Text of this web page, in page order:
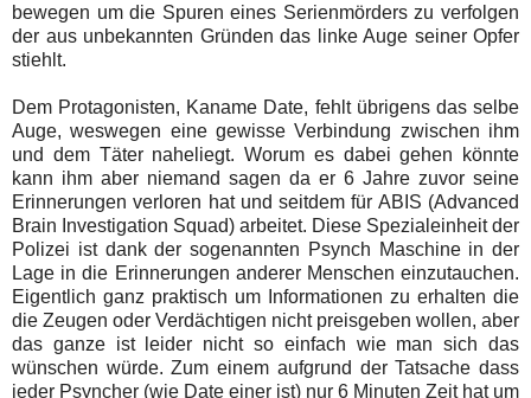
bewegen um die Spuren eines Serienmörders zu verfolgen
der aus unbekannten Gründen das linke Auge seiner Opfer
stiehlt.
Dem Protagonisten, Kaname Date, fehlt übrigens das selbe
Auge, weswegen eine gewisse Verbindung zwischen ihm
und dem Täter naheliegt. Worum es dabei gehen könnte
kann ihm aber niemand sagen da er 6 Jahre zuvor seine
Erinnerungen verloren hat und seitdem für ABIS (Advanced
Brain Investigation Squad) arbeitet. Diese Spezialeinheit der
Polizei ist dank der sogenannten Psynch Maschine in der
Lage in die Erinnerungen anderer Menschen einzutauchen.
Eigentlich ganz praktisch um Informationen zu erhalten die
die Zeugen oder Verdächtigen nicht preisgeben wollen, aber
das ganze ist leider nicht so einfach wie man sich das
wünschen würde. Zum einem aufgrund der Tatsache dass
jeder Psyncher (wie Date einer ist) nur 6 Minuten Zeit hat um